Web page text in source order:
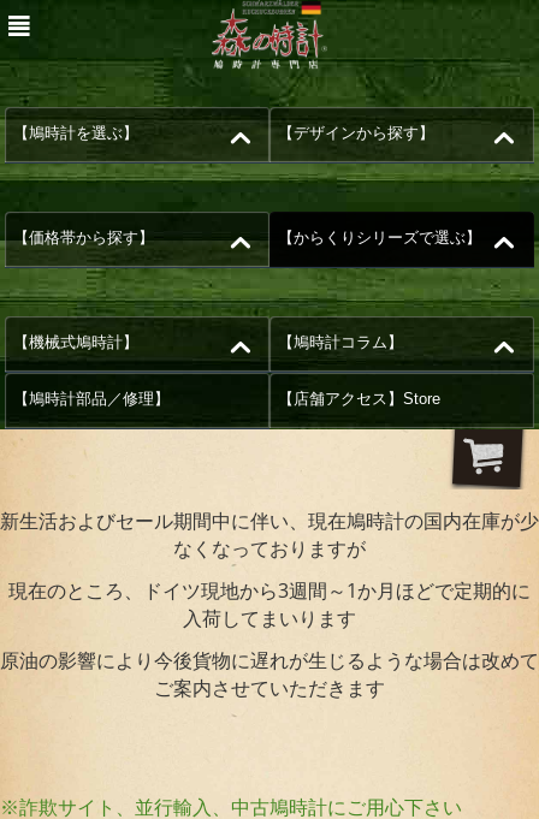
【鳩時計を選ぶ】 【デザインから探す】
【価格帯から探す】 【からくりシリーズで選ぶ】
【機械式鳩時計】 【鳩時計コラム】
【鳩時計部品／修理】 【店舗アクセス】Store
新生活およびセール期間中に伴い、現在鳩時計の国内在庫が少
なくなっておりますが
現在のところ、ドイツ現地から3週間～1か月ほどで定期的に
入荷してまいります
原油の影響により今後貨物に遅れが生じるような場合は改めて
ご案内させていただきます
※詐欺サイト、並行輸入、中古鳩時計にご用心下さい